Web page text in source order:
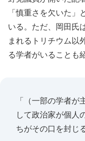
「慎重さを欠いた
いる。ただ、岡田氏
まれるトリチウム以
る学者がいることも
「（一部の学者
して政治家が個人
ちがその口を封じ